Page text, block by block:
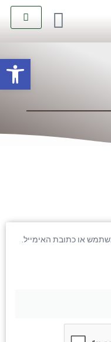
פתח
או כתובת האימייל.